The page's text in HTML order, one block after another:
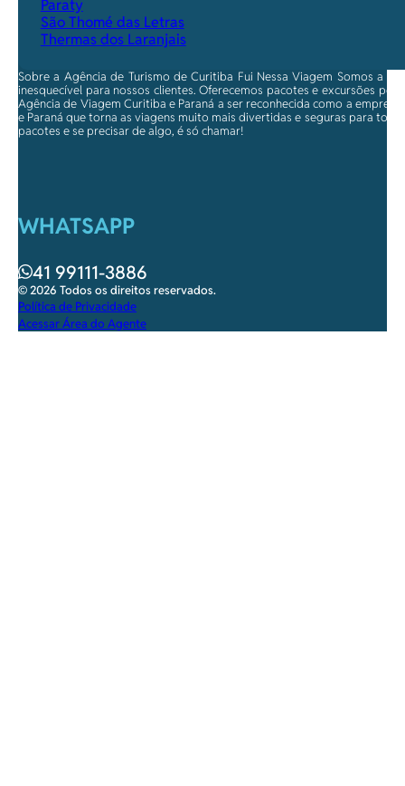
Paraty
São Thomé das Letras
Thermas dos Laranjais
Sobre a Agência de Turismo de Curitiba Fui Nessa Viagem Somos a
inesquecível para nossos clientes. Oferecemos pacotes e excursões
Agência de Viagem Curitiba e Paraná a ser reconhecida como a
e Paraná que torna as viagens muito mais divertidas e seguras para
pacotes e se precisar de algo, é só chamar!
WHATSAPP
41 99111-3886
© 2026 Todos os direitos reservados.
Política de Privacidade
Acessar Área do Agente